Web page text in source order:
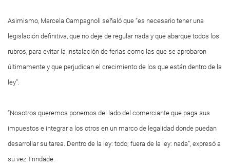
Asimismo, Marcela Campagnoli señaló que “es necesario tener una
legislación definitiva, que no deje de regular nada y que abarque todos los
rubros, para evitar la instalación de ferias como las que se aprobaron
últimamente y que perjudican el crecimiento de los que están dentro de la
ley”.
“Nosotros queremos ponernos del lado del comerciante que paga sus
impuestos e integrar a los otros en un marco de legalidad donde puedan
desarrollar su tarea. Dentro de la ley: todo; fuera de la ley: nada”, expresó a
su vez Trindade.